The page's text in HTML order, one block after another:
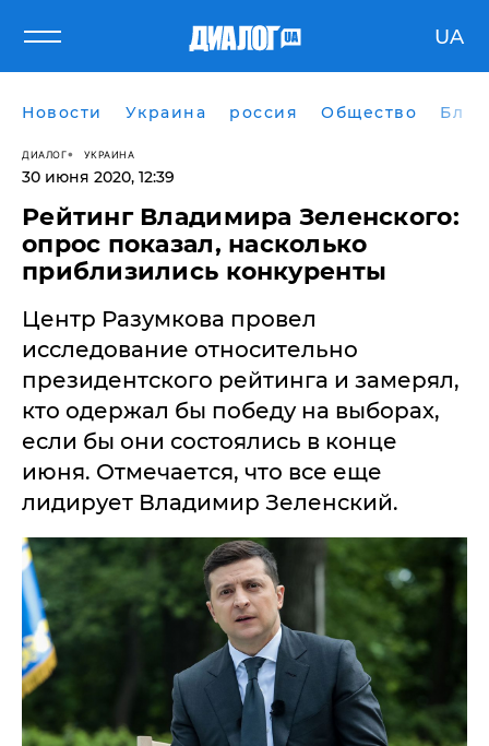
UA
Новости Украина россия Общество
ДИАЛОГ УКРАИНА
30 июня 2020, 12:39
Рейтинг Владимира Зеленского:
опрос показал, насколько
приблизились конкуренты
Центр Разумкова провел
исследование относительно
президентского рейтинга и замерял,
кто одержал бы победу на выборах,
если бы они состоялись в конце
июня. Отмечается, что все еще
лидирует Владимир Зеленский.